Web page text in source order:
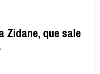
Zidane, que sale